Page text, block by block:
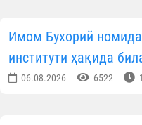
Имом Бухорий
институти ҳақида
06.08.2026 6522